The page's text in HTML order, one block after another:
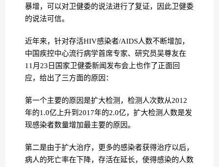
暴增，可以对卫健委的说法进行了复证，因此卫健委
的说法可信。
近年来，针对存活HIV感染者/AIDS人数不断增加，
中国疾控中心流行病学首席专家、研究员吴尊友在
11月23日国家卫健委新闻发布会上也作了正面回
应，给出了三方面的原因：
第一个主要的原因是扩大检测，检测人次数从2012
年的1.0亿上升到2017年的2.0亿，扩大检测人数是发
现感染者数量增加最主要的原因。
第二是由于扩大治疗，更多的感染者获得治疗以后，
病人的死亡率在下降，存活在延长，使得感染的人数